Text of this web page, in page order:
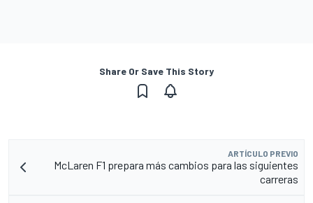
Share Or Save This Story
ARTÍCULO PREVIO
McLaren F1 prepara más cambios para las siguientes
carreras